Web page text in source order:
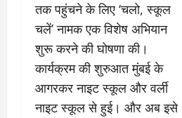
तक पहुंचने के लिए ‘चलो, स्कूल
चलें’ नामक एक विशेष अभियान
शुरू करने की घोषणा की।
कार्यक्रम की शुरुआत मुंबई के
आगरकर नाइट स्कूल और वर्ली
नाइट स्कूल से हुई। और अब इसे